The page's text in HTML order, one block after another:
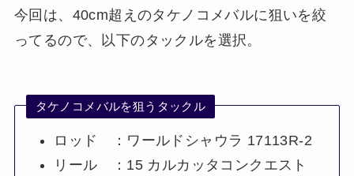
今回は、40cm超えのタケノコメバルに狙いを絞
ってるので、以下のタックルを選択。
タケノコメバルを狙うタックル
ロッド ：ワールドシャウラ 17113R-2
リール ：15 カルカッタコンクエスト